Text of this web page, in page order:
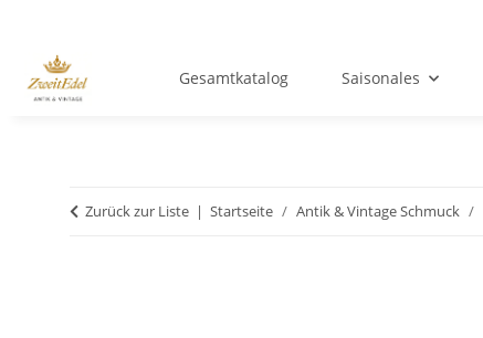
Gesamtkatalog Saisonales
Zurück zur Liste Startseite Antik & Vintage Schmuck